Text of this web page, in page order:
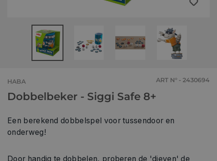
HABA ART N° - 2430694
Dobbelbeker - Siggi Safe 8+
Een berekend dobbelspel voor tussendoor en
onderweg!
Door handig te dobbelen, proberen de 'dieven' de